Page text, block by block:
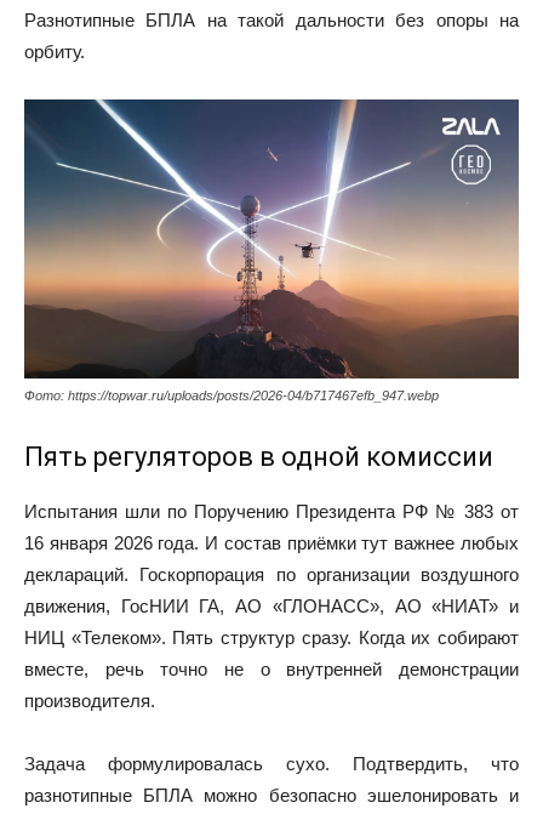
Разнотипные БПЛА на такой дальности без опоры на
орбиту.
Фото: https://topwar.ru/uploads/posts/2026-04/b717467efb_947.webp
Пять регуляторов в одной комиссии
Испытания шли по Поручению Президента РФ № 383 от
16 января 2026 года. И состав приёмки тут важнее любых
деклараций. Госкорпорация по организации воздушного
движения, ГосНИИ ГА, АО «ГЛОНАСС», АО «НИАТ» и
НИЦ «Телеком». Пять структур сразу. Когда их собирают
вместе, речь точно не о внутренней демонстрации
производителя.
Задача формулировалась сухо. Подтвердить, что
разнотипные БПЛА можно безопасно эшелонировать и